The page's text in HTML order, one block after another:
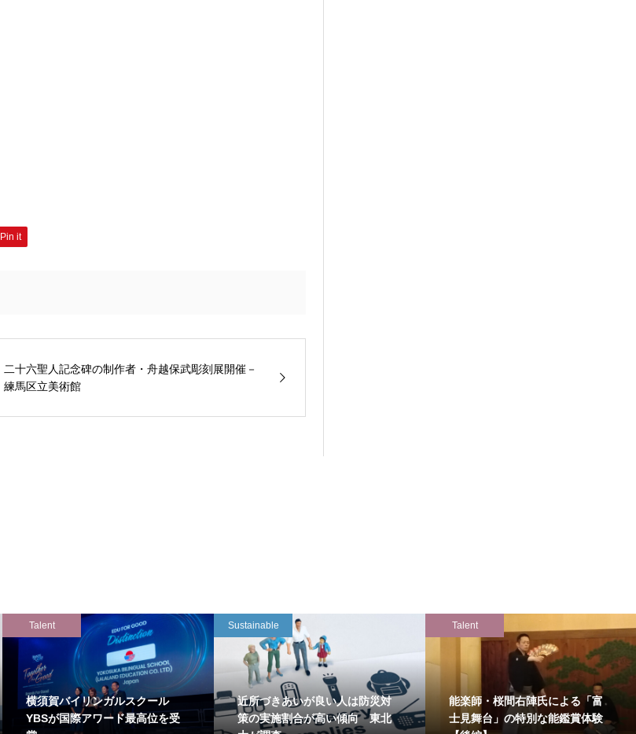
Pin it
二十六聖人記念碑の制作者・舟越保武彫刻展開催－
練馬区立美術館
Talent
横須賀バイリンガルスクール
YBSが国際アワード最高位を受
Sustainable
近所づきあいが良い人は防災対
策の実施割合が高い傾向 東北
Talent
能楽師・桜間右陣氏による「富
士見舞台」の特別な能鑑賞体験